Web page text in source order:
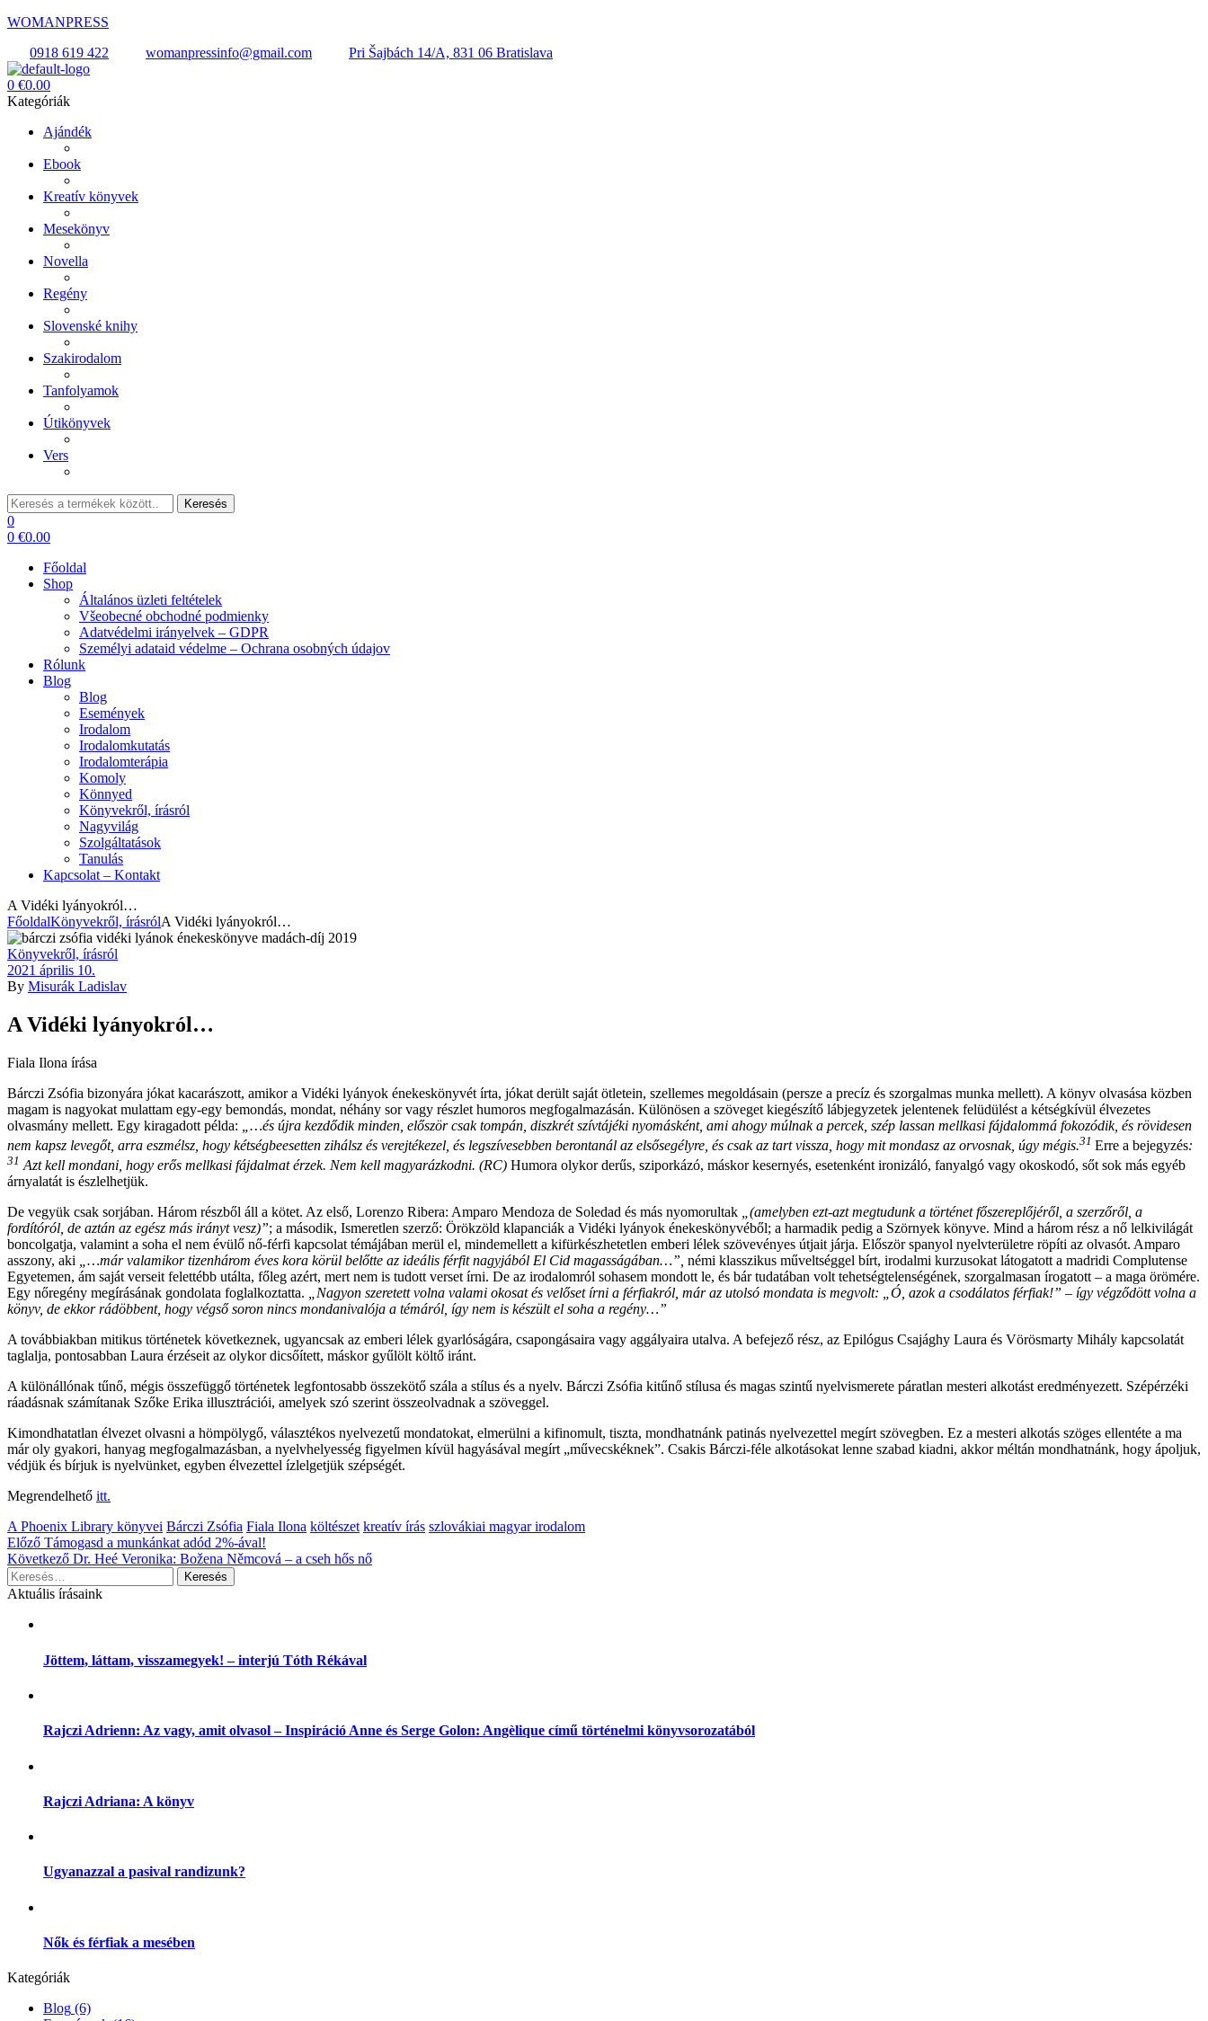
WOMANPRESS
0918 619 422
womanpressinfo@gmail.com
Pri Šajbách 14/A, 831 06 Bratislava
Menü
0 €0.00
Kategóriák
Ajándék
Ebook
Kreatív könyvek
Mesekönyv
Novella
Regény
Slovenské knihy
Szakirodalom
Tanfolyamok
Útikönyvek
Vers
Keresés: Keresés
0
0 €0.00
Főoldal
Shop
Általános üzleti feltételek
Všeobecné obchodné podmienky
Adatvédelmi irányelvek – GDPR
Személyi adataid védelme – Ochrana osobných údajov
Rólunk
Blog
Blog
Események
Irodalom
Irodalomkutatás
Irodalomterápia
Komoly
Könnyed
Könyvekről, írásról
Nagyvilág
Szolgáltatások
Tanulás
Kapcsolat – Kontakt
A Vidéki lyányokról…
FőoldalKönyvekről, írásrólA Vidéki lyányokról…
Kategóriák
Könyvekről, írásról
2021 április 10.
By Misurák Ladislav
A Vidéki lyányokról…
Fiala Ilona írása
Bárczi Zsófia bizonyára jókat kacarászott, amikor a Vidéki lyányok énekeskönyvét írta, jókat derült saját ötletein, szellemes megoldásain (persze a precíz és szorgalmas munka mellett). A könyv olvasása közben
magam is nagyokat mulattam egy-egy bemondás, mondat, néhány sor vagy részlet humoros megfogalmazásán. Különösen a szöveget kiegészítő lábjegyzetek jelentenek felüdülést a kétségkívül élvezetes
olvasmány mellett. Egy kiragadott példa:
„…és újra kezdődik minden, először csak tompán, diszkrét szívtájéki nyomásként, ami ahogy múlnak a percek, szép lassan mellkasi fájdalommá fokozódik, és rövidesen
nem kapsz levegőt, arra eszmélsz, hogy kétségbeesetten zihálsz és verejtékezel, és legszívesebben berontanál az elsősegélyre, és csak az tart vissza, hogy mit mondasz az orvosnak, úgy mégis.31 Erre a bejegyzés:
31 Azt kell mondani, hogy erős mellkasi fájdalmat érzek. Nem kell magyarázkodni. (RC) Humora olykor derűs, sziporkázó, máskor kesernyés, esetenként ironizáló, fanyalgó vagy okoskodó, sőt sok más egyéb
árnyalatát is észlelhetjük.
De vegyük csak sorjában. Három részből áll a kötet. Az első, Lorenzo Ribera: Amparo Mendoza de Soledad és más nyomorultak „(amelyben ezt-azt megtudunk a történet főszereplőjéről, a szerzőről, a
fordítóról, de aztán az egész más irányt vesz)”; a második, Ismeretlen szerző: Örökzöld klapanciák a Vidéki lyányok énekeskönyvéből; a harmadik pedig a Szörnyek könyve. Mind a három rész a nő lelkivilágát
boncolgatja, valamint a soha el nem évülő nő-férfi kapcsolat témájában merül el, mindemellett a kifürkészhetetlen emberi lélek szövevényes útjait járja. Először spanyol nyelvterületre röpíti az olvasót. Amparo
asszony, aki „…már valamikor tizenhárom éves kora körül belőtte az ideális férfit nagyjából El Cid magasságában…”, némi klasszikus műveltséggel bírt, irodalmi kurzusokat látogatott a madridi Complutense
Egyetemen, ám saját verseit felettébb utálta, főleg azért, mert nem is tudott verset írni. De az irodalomról sohasem mondott le, és bár tudatában volt tehetségtelenségének, szorgalmasan írogatott – a maga örömére.
Egy nőregény megírásának gondolata foglalkoztatta. „Nagyon szeretett volna valami okosat és velőset írni a férfiakról, már az utolsó mondata is megvolt: „Ó, azok a csodálatos férfiak!” – így végződött volna a
könyv, de ekkor rádöbbent, hogy végső soron nincs mondanivalója a témáról, így nem is készült el soha a regény…”
A továbbiakban mitikus történetek következnek, ugyancsak az emberi lélek gyarlóságára, csapongásaira vagy aggályaira utalva. A befejező rész, az Epilógus Csajághy Laura és Vörösmarty Mihály kapcsolatát
taglalja, pontosabban Laura érzéseit az olykor dicsőített, máskor gyűlölt költő iránt.
A különállónak tűnő, mégis összefüggő történetek legfontosabb összekötő szála a stílus és a nyelv. Bárczi Zsófia kitűnő stílusa és magas szintű nyelvismerete páratlan mesteri alkotást eredményezett. Szépérzéki
ráadásnak számítanak Szőke Erika illusztrációi, amelyek szó szerint összeolvadnak a szöveggel.
Kimondhatatlan élvezet olvasni a hömpölygő, választékos nyelvezetű mondatokat, elmerülni a kifinomult, tiszta, mondhatnánk patinás nyelvezettel megírt szövegben. Ez a mesteri alkotás szöges ellentéte a ma
már oly gyakori, hanyag megfogalmazásban, a nyelvhelyesség figyelmen kívül hagyásával megírt „művecskéknek”. Csakis Bárczi-féle alkotásokat lenne szabad kiadni, akkor méltán mondhatnánk, hogy ápoljuk,
védjük és bírjuk is nyelvünket, egyben élvezettel ízlelgetjük szépségét.
Megrendelhető itt.
Kategória:
A Phoenix Library könyvei Bárczi Zsófia Fiala Ilona költészet kreatív írás szlovákiai magyar irodalom
Bejegyzés
navigáció
Előző Támogasd a munkánkat adód 2%-ával!
Következő Dr. Heé Veronika: Božena Němcová – a cseh hős nő
Keresés:
Aktuális írásaink
Jöttem, láttam, visszamegyek! – interjú Tóth Rékával
Rajczi Adrienn: Az vagy, amit olvasol – Inspiráció Anne és Serge Golon: Angèlique című történelmi könyvsorozatából
Rajczi Adriana: A könyv
Ugyanazzal a pasival randizunk?
Nők és férfiak a mesében
Kategóriák
Blog (6)